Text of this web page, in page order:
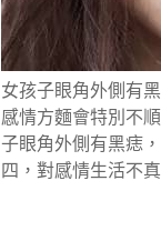
女孩子眼角外側有
感情方麵會特別不
子眼角外側有黑痣
四，對感情生活不